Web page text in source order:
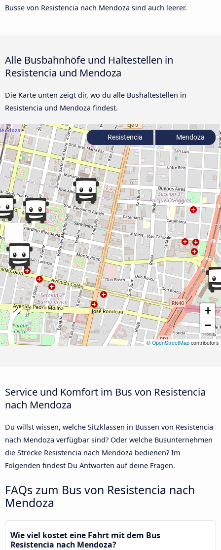
Busse von Resistencia nach Mendoza sind auch leerer.
Alle Busbahnhöfe und Haltestellen in
Resistencia und Mendoza
Die Karte unten zeigt dir, wo du alle Bushaltestellen in
Resistencia und Mendoza findest.
+
−
© OpenStreetMap contributors
Resistencia Mendoza
Service und Komfort im Bus von Resistencia
nach Mendoza
Du willst wissen, welche Sitzklassen in Bussen von Resistencia
nach Mendoza verfügbar sind? Oder welche Busunternehmen
die Strecke Resistencia nach Mendoza bedienen? Im
Folgenden findest Du Antworten auf deine Fragen.
FAQs zum Bus von Resistencia nach
Mendoza
Wie viel kostet eine Fahrt mit dem Bus
Resistencia nach Mendoza?